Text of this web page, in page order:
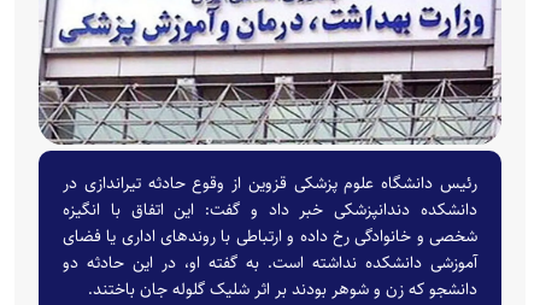
رئیس دانشگاه علوم پزشکی قزوین از وقوع حادثه تیراندازی در
دانشکده دندانپزشکی خبر داد و گفت: این اتفاق با انگیزه
شخصی و خانوادگی رخ داده و ارتباطی با روندهای اداری یا فضای
آموزشی دانشکده نداشته است. به گفته او، در این حادثه دو
دانشجو که زن و شوهر بودند بر اثر شلیک گلوله جان باختند.